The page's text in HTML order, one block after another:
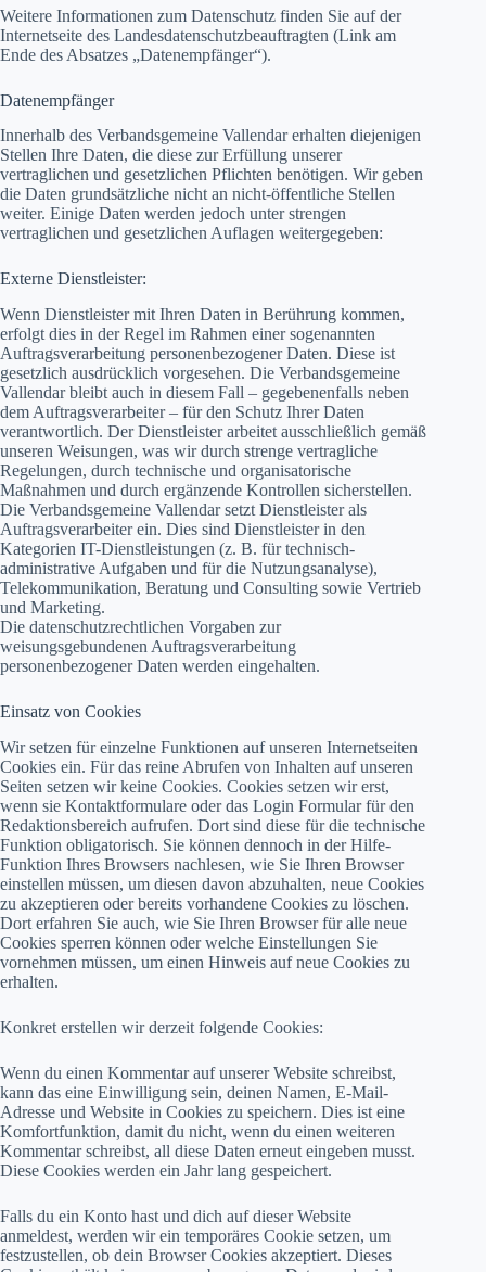
Weitere Informationen zum Datenschutz finden Sie auf der
Internetseite des Landesdatenschutzbeauftragten (Link am
Ende des Absatzes „Datenempfänger“).
Datenempfänger
Innerhalb des Verbandsgemeine Vallendar erhalten diejenigen
Stellen Ihre Daten, die diese zur Erfüllung unserer
vertraglichen und gesetzlichen Pflichten benötigen. Wir geben
die Daten grundsätzliche nicht an nicht-öffentliche Stellen
weiter. Einige Daten werden jedoch unter strengen
vertraglichen und gesetzlichen Auflagen weitergegeben:
Externe Dienstleister:
Wenn Dienstleister mit Ihren Daten in Berührung kommen,
erfolgt dies in der Regel im Rahmen einer sogenannten
Auftragsverarbeitung personenbezogener Daten. Diese ist
gesetzlich ausdrücklich vorgesehen. Die Verbandsgemeine
Vallendar bleibt auch in diesem Fall – gegebenenfalls neben
dem Auftragsverarbeiter – für den Schutz Ihrer Daten
verantwortlich. Der Dienstleister arbeitet ausschließlich gemäß
unseren Weisungen, was wir durch strenge vertragliche
Regelungen, durch technische und organisatorische
Maßnahmen und durch ergänzende Kontrollen sicherstellen.
Die Verbandsgemeine Vallendar setzt Dienstleister als
Auftragsverarbeiter ein. Dies sind Dienstleister in den
Kategorien IT-Dienstleistungen (z. B. für technisch-
administrative Aufgaben und für die Nutzungsanalyse),
Telekommunikation, Beratung und Consulting sowie Vertrieb
und Marketing.
Die datenschutzrechtlichen Vorgaben zur
weisungsgebundenen Auftragsverarbeitung
personenbezogener Daten werden eingehalten.
Einsatz von Cookies
Wir setzen für einzelne Funktionen auf unseren Internetseiten
Cookies ein. Für das reine Abrufen von Inhalten auf unseren
Seiten setzen wir keine Cookies. Cookies setzen wir erst,
wenn sie Kontaktformulare oder das Login Formular für den
Redaktionsbereich aufrufen. Dort sind diese für die technische
Funktion obligatorisch. Sie können dennoch in der Hilfe-
Funktion Ihres Browsers nachlesen, wie Sie Ihren Browser
einstellen müssen, um diesen davon abzuhalten, neue Cookies
zu akzeptieren oder bereits vorhandene Cookies zu löschen.
Dort erfahren Sie auch, wie Sie Ihren Browser für alle neue
Cookies sperren können oder welche Einstellungen Sie
vornehmen müssen, um einen Hinweis auf neue Cookies zu
erhalten.
Konkret erstellen wir derzeit folgende Cookies:
Wenn du einen Kommentar auf unserer Website schreibst,
kann das eine Einwilligung sein, deinen Namen, E-Mail-
Adresse und Website in Cookies zu speichern. Dies ist eine
Komfortfunktion, damit du nicht, wenn du einen weiteren
Kommentar schreibst, all diese Daten erneut eingeben musst.
Diese Cookies werden ein Jahr lang gespeichert.
Falls du ein Konto hast und dich auf dieser Website
anmeldest, werden wir ein temporäres Cookie setzen, um
festzustellen, ob dein Browser Cookies akzeptiert. Dieses